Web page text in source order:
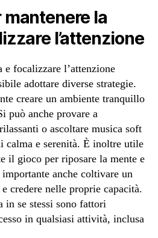
la
l’attenzione
e focalizzare l’attenzione
adottare diverse strategie.
creare un ambiente tranquillo
può anche provare a
o ascoltare musica soft
calma e serenità. È inoltre utile
il gioco per riposare la mente e
anche coltivare un
credere nelle proprie capacità.
in se stessi sono fattori
in qualsiasi attività, inclusa